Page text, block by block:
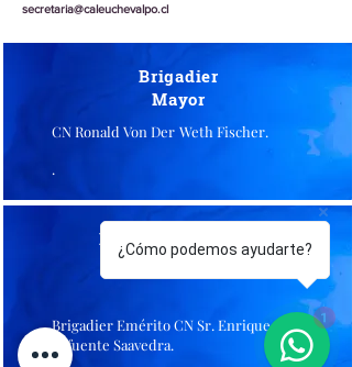
secretaria@caleuchevalpo.cl
Brigadier
Mayor
CN Ronald Von Der Weth Fischer.
.
Brigadier Segundo
Comandante
Brigadier Emérito CN Sr. Enrique
Lafuente Saavedra.
¿Cómo podemos ayudarte?
1